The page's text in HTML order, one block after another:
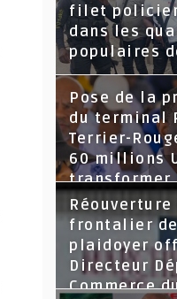
filet
dans les
populaires
Pose de la
du terminal
Terrier-
60 millions
transformer
Nord-Est
Réouverture
frontalier
plaidoyer
Directeur
Commerce